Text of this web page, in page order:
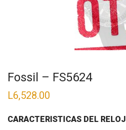
Fossil – FS5624
L6,528.00
CARACTERISTICAS DEL RELOJ